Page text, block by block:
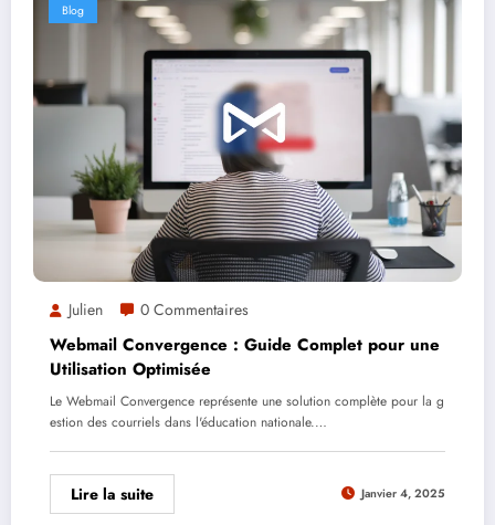
Blog
Julien 0 Commentaires
Webmail Convergence : Guide Complet pour une
Utilisation Optimisée
Le Webmail Convergence représente une solution complète pour la g
estion des courriels dans l'éducation nationale.…
Lire la suite Janvier 4, 2025